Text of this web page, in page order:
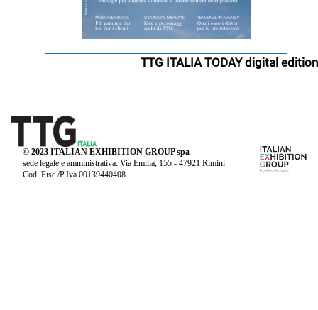
TTG ITALIA TODAY digital edition
© 2023 ITALIAN EXHIBITION GROUP spa
sede legale e amministrativa: Via Emilia, 155 - 47921 Rimini
Cod. Fisc./P.Iva 00139440408.